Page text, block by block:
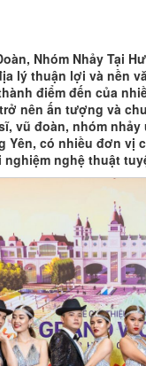
Nhóm Nhảy Tại
lý thuận lợi và nền
điểm đến của
nên ấn tượng và
vũ đoàn, nhóm
Yên, có nhiều đơn vị
nghệ thuật